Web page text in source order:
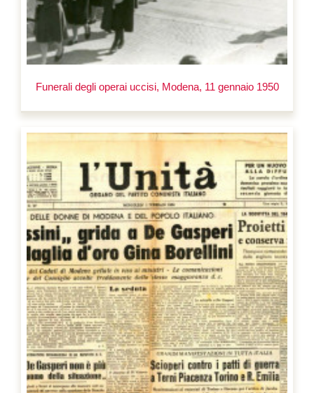
Funerali degli operai uccisi, Modena, 11 gennaio 1950